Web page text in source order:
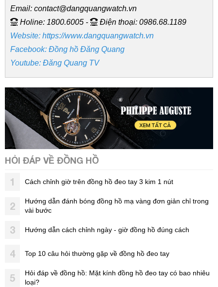
Email: contact@dangquangwatch.vn
Holine: 1800.6005 -
Điện thoại: 0986.68.1189
Website: https://www.dangquangwatch.vn
Facebook: Đồng hồ Đăng Quang
Youtube: Đăng Quang TV
HỎI ĐÁP VỀ ĐỒNG HỒ
1 Cách chỉnh giờ trên đồng hồ đeo tay 3 kim 1 nút
2
Hướng dẫn đánh bóng đồng hồ mạ vàng đơn giản chỉ trong
vài bước
3 Hướng dẫn cách chỉnh ngày - giờ đồng hồ đúng cách
4 Top 10 câu hỏi thường gặp về đồng hồ đeo tay
5
Hỏi đáp về đồng hồ: Mặt kính đồng hồ đeo tay có bao nhiêu
loại?